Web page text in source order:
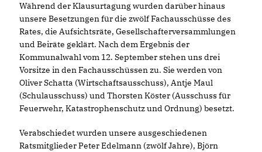
Während der Klausurtagung wurden darüber hinaus
unsere Besetzungen für die zwölf Fachausschüsse des
Rates, die Aufsichtsräte, Gesellschafterversammlungen
und Beiräte geklärt. Nach dem Ergebnis der
Kommunalwahl vom 12. September stehen uns drei
Vorsitze in den Fachausschüssen zu. Sie werden von
Oliver Schatta (Wirtschaftsausschuss), Antje Maul
(Schulausschuss) und Thorsten Köster (Ausschuss für
Feuerwehr, Katastrophenschutz und Ordnung) besetzt.
Verabschiedet wurden unsere ausgeschiedenen
Ratsmitglieder Peter Edelmann (zwölf Jahre), Björn